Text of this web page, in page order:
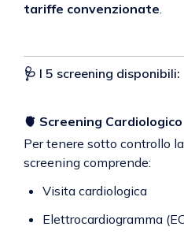
tariffe convenzionate.
🩺 I 5 screening disponibili:
🫀 Screening Cardiologico
Per tenere sotto controllo
screening comprende:
Visita cardiologica
Elettrocardiogramma